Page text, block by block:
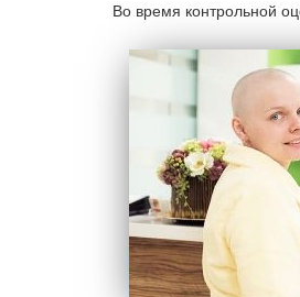
Во время контрольной